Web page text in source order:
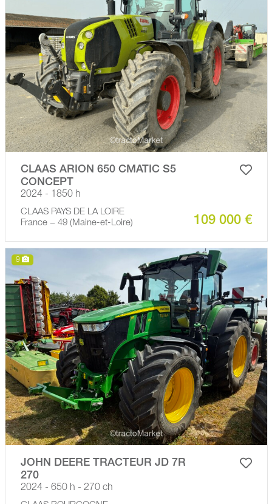
CLAAS ARION 650 CMATIC S5
CONCEPT
2024 - 1850 h
CLAAS PAYS DE LA LOIRE
France − 49 (Maine-et-Loire)
109 000 €
9
JOHN DEERE TRACTEUR JD 7R
270
2024 - 650 h - 270 ch